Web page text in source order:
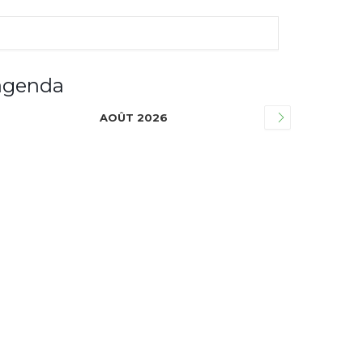
AOÛT 2026